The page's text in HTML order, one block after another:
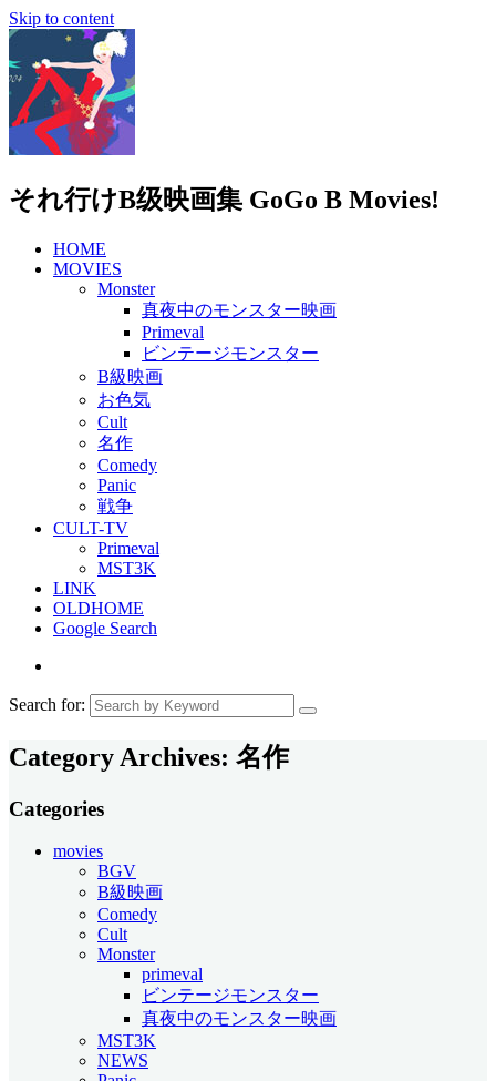
Skip to content
それ行けB级映画集 GoGo B Movies!
HOME
MOVIES
Monster
真夜中のモンスター映画
Primeval
ビンテージモンスター
B級映画
お色気
Cult
名作
Comedy
Panic
戦争
CULT-TV
Primeval
MST3K
LINK
OLDHOME
Google Search
Search for:
Category Archives: 名作
Categories
movies
BGV
B級映画
Comedy
Cult
Monster
primeval
ビンテージモンスター
真夜中のモンスター映画
MST3K
NEWS